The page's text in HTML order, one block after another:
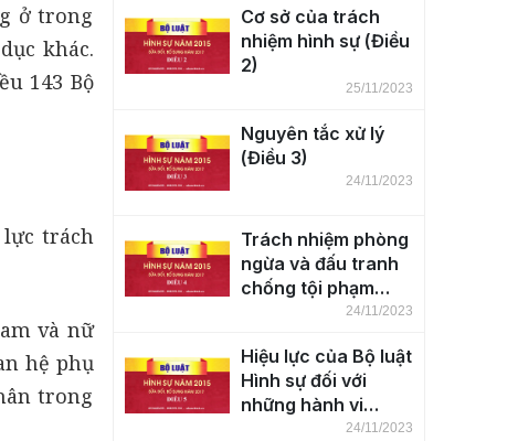
ở trong
khác.
143 Bộ
trách
và nữ
hệ phụ
trong
Cơ sở của trách
nhiệm hình sự (Điều
2)
25/11/2023
Nguyên tắc xử lý
(Điều 3)
24/11/2023
Trách nhiệm phòng
ngừa và đấu tranh
chống tội phạm
24/11/2023
Hiệu lực của Bộ luật
Hình sự đối với
những hành vi
phạm tội trên lãnh
24/11/2023